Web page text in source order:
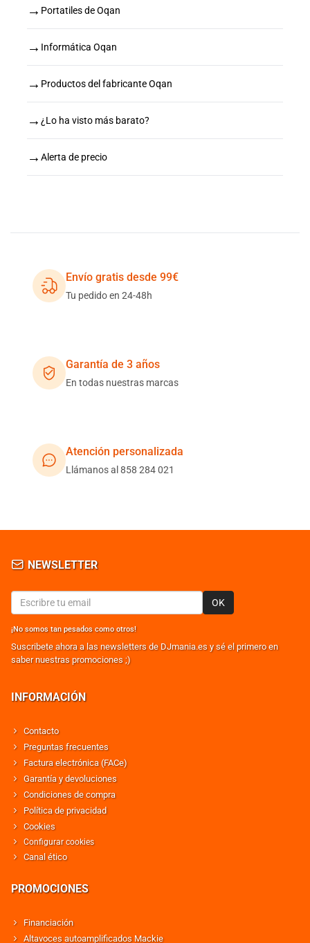
→ Portatiles de Oqan
→ Informática Oqan
→ Productos del fabricante Oqan
→ ¿Lo ha visto más barato?
→ Alerta de precio
Envío gratis desde 99€
Tu pedido en 24-48h
Garantía de 3 años
En todas nuestras marcas
Atención personalizada
Llámanos al 858 284 021
NEWSLETTER
OK
¡No somos tan pesados como otros!
Suscribete ahora a las newsletters de DJmania.es y sé el primero en
saber nuestras promociones ;)
INFORMACIÓN
Contacto
Preguntas frecuentes
Factura electrónica (FACe)
Garantía y devoluciones
Condiciones de compra
Política de privacidad
Cookies
Configurar cookies
Canal ético
PROMOCIONES
Financiación
Altavoces autoamplificados Mackie